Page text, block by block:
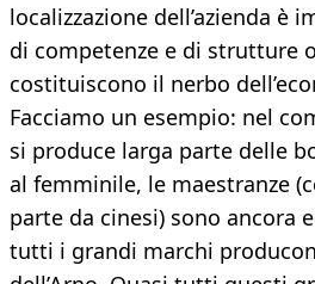
localizzazione dell’azienda è
di competenze e di strutture
costituiscono il nerbo
Facciamo un esempio: nel
si produce larga parte delle
al femminile, le maestranze
parte da cinesi) sono ancora
tutti i grandi marchi